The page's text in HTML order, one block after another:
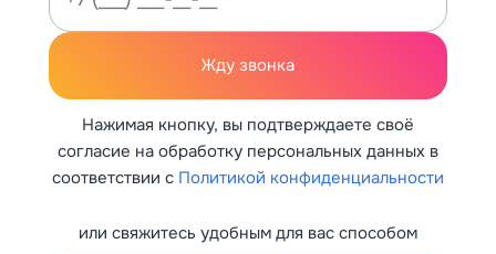
Жду звонка
Нажимая кнопку, вы подтверждаете своё
согласие на обработку персональных данных в
соответствии с Политикой конфиденциальности
или свяжитесь удобным для вас способом